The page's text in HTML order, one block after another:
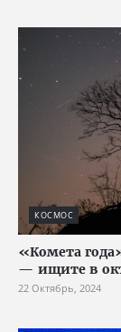
КОСМОС
«Комета
— ищите в
22 Октябрь, 2024